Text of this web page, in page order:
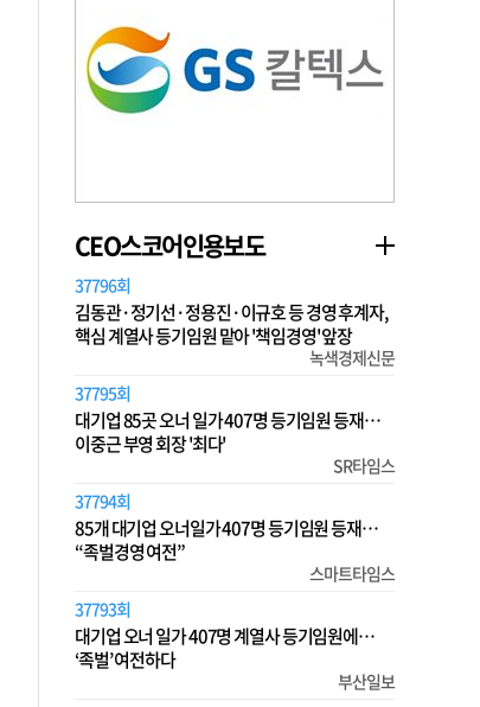
CEO스코어인용보도
37796회
김동관·정기선·정용진·이규호 등 경영 후계자,
핵심 계열사 등기임원 맡아 '책임경영' 앞장
녹색경제신문
37795회
대기업 85곳 오너 일가 407명 등기임원 등재…
이중근 부영 회장 '최다'
SR타임스
37794회
85개 대기업 오너일가 407명 등기임원 등재…
“족벌경영 여전”
스마트타임스
37793회
대기업 오너 일가 407명 계열사 등기임원에…
‘족벌’ 여전하다
부산일보